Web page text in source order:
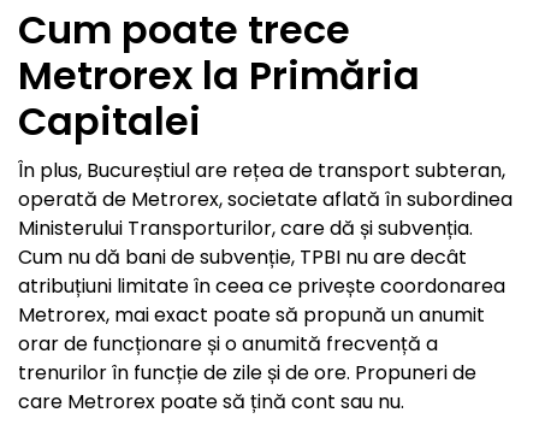
Cum poate trece
Metrorex la Primăria
Capitalei
În plus, Bucureștiul are rețea de transport subteran,
operată de Metrorex, societate aflată în subordinea
Ministerului Transporturilor, care dă și subvenția.
Cum nu dă bani de subvenție, TPBI nu are decât
atribuțiuni limitate în ceea ce privește coordonarea
Metrorex, mai exact poate să propună un anumit
orar de funcționare și o anumită frecvență a
trenurilor în funcție de zile și de ore. Propuneri de
care Metrorex poate să țină cont sau nu.